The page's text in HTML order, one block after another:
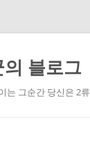
블로그
는 그순간 당신은 2류